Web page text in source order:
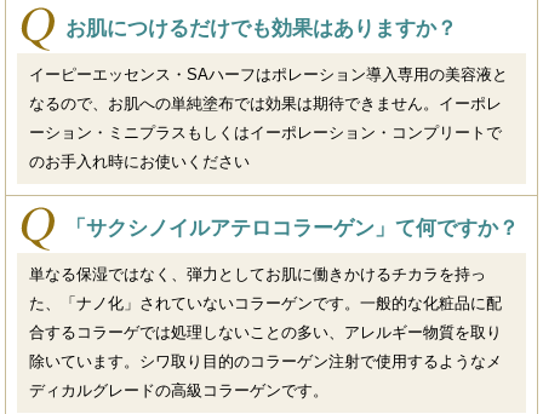
お肌につけるだけでも効果はありますか？
イーピーエッセンス・SAハーフはポレーション導入専用の美容液と
なるので、お肌への単純塗布では効果は期待できません。イーポレ
ーション・ミニプラスもしくはイーポレーション・コンプリートで
のお手入れ時にお使いください
「サクシノイルアテロコラーゲン」て何ですか？
単なる保湿ではなく、弾力としてお肌に働きかけるチカラを持っ
た、「ナノ化」されていないコラーゲンです。一般的な化粧品に配
合するコラーゲでは処理しないことの多い、アレルギー物質を取り
除いています。シワ取り目的のコラーゲン注射で使用するようなメ
ディカルグレードの高級コラーゲンです。